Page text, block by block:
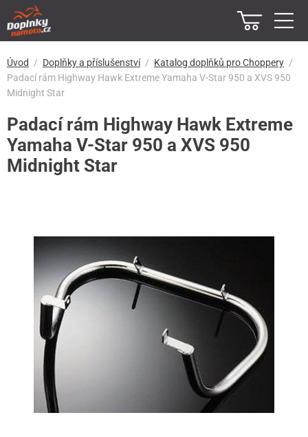
Úvod Doplňky a příslušenství
Katalog doplňků pro Choppery
Padací rám Highway Hawk Extreme Yamaha V-Star 950 a XVS 950
Midnight Star
Padací rám Highway Hawk Extreme
Yamaha V-Star 950 a XVS 950
Midnight Star